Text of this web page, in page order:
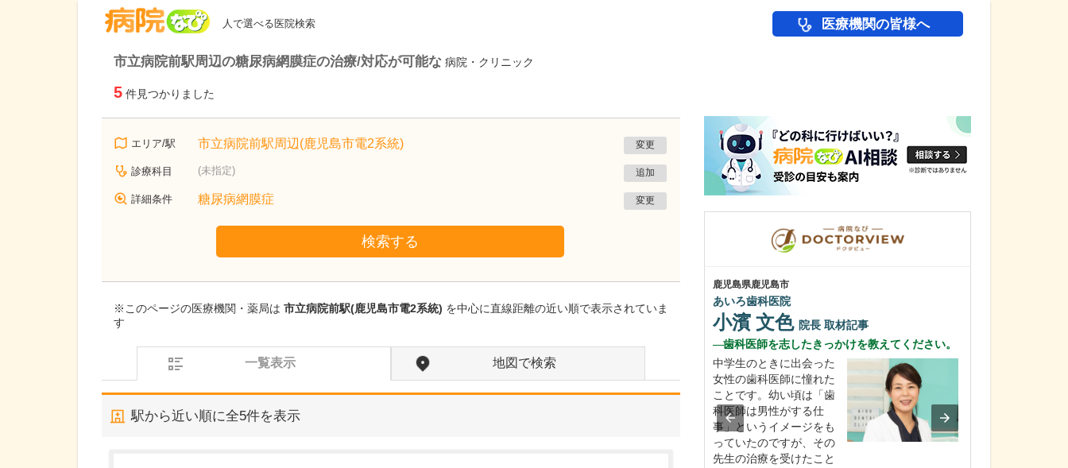
人で選べる医院検索 医療機関の皆様へ
市立病院前駅周辺の糖尿病網膜症の治療/対応が可能な 病院・クリニック
5 件見つかりました
エリア/駅 市立病院前駅周辺(鹿児島市電2系統) 変更
診療科目 (未指定) 追加
詳細条件 糖尿病網膜症 変更
検索する
※このページの医療機関・薬局は 市立病院前駅(鹿児島市電2系統) を中心に直線距離の近い順で表示されていま
す
一覧表示 地図で検索
駅から近い順に全5件を表示
鹿児島県鹿児島市
あいろ歯科医院
小濱 文色 院長 取材記事
歯科医師を志したきっかけを教えてください。
中学生のときに出会った
女性の歯科医師に憧れた
ことです。幼い頃は「歯
科医師は男性がする仕
事」というイメージをも
っていたのですが、その
先生の治療を受けたこと
神奈川県横浜市港北区
綱島公園坂クリニック
貴院は総合病院並みの検査体制が整っているそ
うですね。
専門的な検査から診断・
治療までを院内で一貫し